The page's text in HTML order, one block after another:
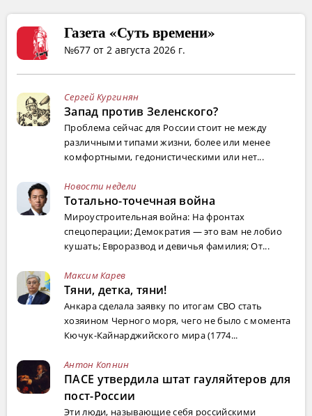
Газета «Суть времени»
№677 от 2 августа 2026 г.
Сергей Кургинян
Запад против Зеленского?
Проблема сейчас для России стоит не между
различными типами жизни, более или менее
комфортными, гедонистическими или нет...
Новости недели
Тотально-точечная война
Мироустроительная война: На фронтах
спецоперации; Демократия — это вам не лобио
кушать; Евроразвод и девичья фамилия; От...
Максим Карев
Тяни, детка, тяни!
Анкара сделала заявку по итогам СВО стать
хозяином Черного моря, чего не было с момента
Кючук-Кайнарджийского мира (1774...
Антон Копнин
ПАСЕ утвердила штат гауляйтеров для
пост-России
Эти люди, называющие себя российскими